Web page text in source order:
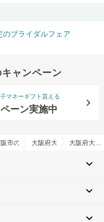
のブライダルフェア
ャンペーン
マネーギフト貰える
ーン実施中
場市の結婚式場大阪府大阪市西区の結